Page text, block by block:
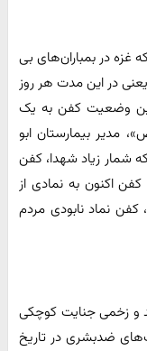
نفر در باریکه غزه در بمباران‌های بی
در این مدت هر روز
در این وضعیت کفن به یک
مدیر بیمارستان ابو
شمار زیاد شهدا، کفن
اکنون به نمادی از
نماد نابودی مردم
بیش از 150 هزار شهید و زخمی جنایت کوچکی
ضدبشری در تاریخ